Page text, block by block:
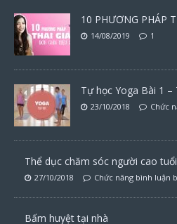
10 PHƯƠNG PHÁP
14/08/2019 1
Tự học Yoga Bài 1
23/10/2018 Chức
Thể dục chăm sóc người cao
27/10/2018 Chức năng bình luận
Bấm huyệt tại nhà